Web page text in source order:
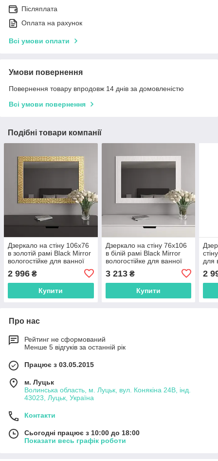
Післяплата
Оплата на рахунок
Всі умови оплати
Умови повернення
Повернення товару впродовж 14 днів за домовленістю
Всі умови повернення
Подібні товари компанії
Дзеркало на стіну 106х76
в золотій рамі Black Mirror
вологостійке для ванної
2 996 ₴
Купити
Дзеркало на стіну 76х106
в білій рамі Black Mirror
вологостійке для ванної
3 213₴
Купити
для
2
Про нас
Рейтинг не сформований
Менше 5 відгуків за останній рік
Працює з 03.05.2015
м. Луцьк
Волинська область, м. Луцьк, вул. Конякіна 24В, інд.
43023, Луцьк, Україна
Контакти
Сьогодні працює з 10:00 до 18:00
Показати весь графік роботи